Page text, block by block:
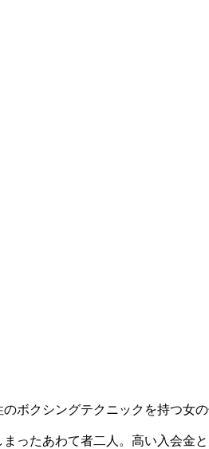
ボクシングテクニックを持つ女
ったあわて者二人。高い入会